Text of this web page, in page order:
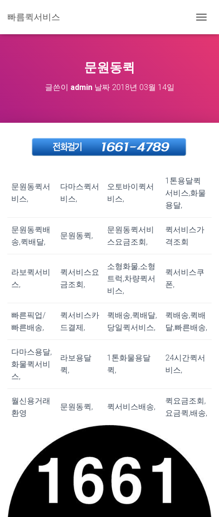
빠름퀵서비스
비
문원동퀵
글쓴이 admin날짜 2018년 03월 14일
문원동퀵서
비스,
다마스퀵서
비스,
오토바이퀵서
비스,
1톤용달퀵
서비스,화물
용달,
문원동퀵배
송,퀵배달,
문원동퀵,
문원동퀵서비
스요금조회,
퀵서비스가
격조회
라보퀵서비
스,
퀵서비스요
금조회,
소형화물,소형
트럭,차량퀵서
비스,
퀵서비스쿠
폰,
빠른픽업/
빠른배송,
퀵서비스카
드결제,
퀵배송,퀵배달,
당일퀵서비스,
퀵배송,퀵배
달,빠른배송,
다마스용달,
화물퀵서비
스,
라보용달
퀵,
1톤화물용달
퀵,
24시간퀵서
비스,
월신용거래
환영
문원동퀵, 퀵서비스배송,
퀵요금조회,
요금퀵,배송,